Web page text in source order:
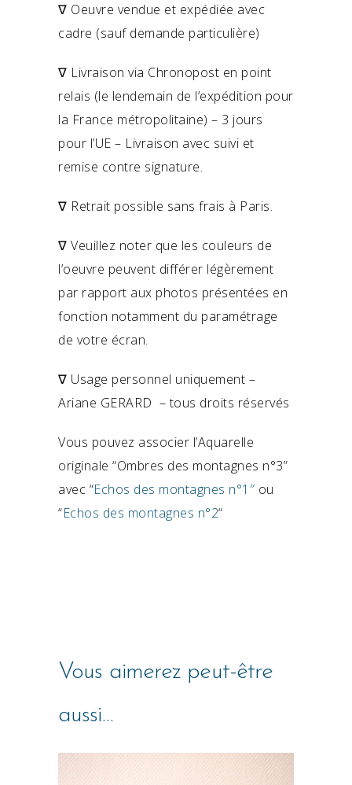
∇ Oeuvre vendue et expédiée avec
cadre (sauf demande particulière)
∇ Livraison via Chronopost en point
relais (le lendemain de l’expédition pour
la France métropolitaine) – 3 jours
pour l’UE – Livraison avec suivi et
remise contre signature.
∇ Retrait possible sans frais à Paris.
∇ Veuillez noter que les couleurs de
l’oeuvre peuvent différer légèrement
par rapport aux photos présentées en
fonction notamment du paramétrage
de votre écran.
∇ Usage personnel uniquement –
Ariane GERARD – tous droits réservés
Vous pouvez associer l’Aquarelle
originale “Ombres des montagnes n°3”
avec “Echos des montagnes n°1″ ou
“Echos des montagnes n°2“
Vous aimerez peut-être
aussi…